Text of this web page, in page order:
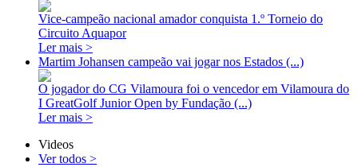
Vice-campeão nacional amador conquista 1.º Torneio do
Circuito Aquapor
Ler mais >
Martim Johansen campeão vai jogar nos Estados (...)
O jogador do CG Vilamoura foi o vencedor em Vilamoura do
I GreatGolf Junior Open by Fundação (...)
Ler mais >
Videos
Ver todos >